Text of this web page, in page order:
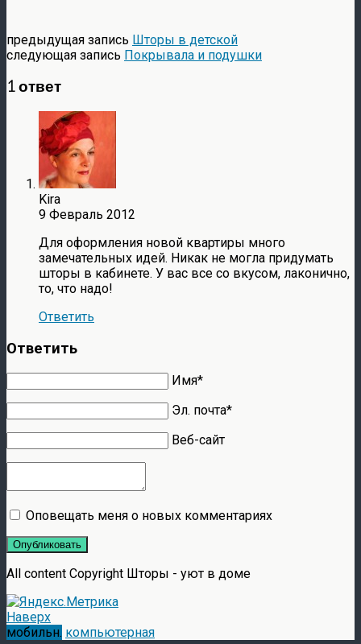
предыдущая запись Шторы в детской
следующая запись Покрывала и подушки
1 ответ
Kira
9 Февраль 2012
Для оформления новой квартиры много
замечательных идей. Никак не могла придумать
шторы в кабинете. У вас все со вкусом, лаконично,
то, что надо!
Ответить
Ответить
Имя*
Эл. почта*
Веб-сайт
Оповещать меня о новых комментариях
Опубликовать
All content Copyright Шторы - уют в доме
Наверх
мобильн. компьютерная